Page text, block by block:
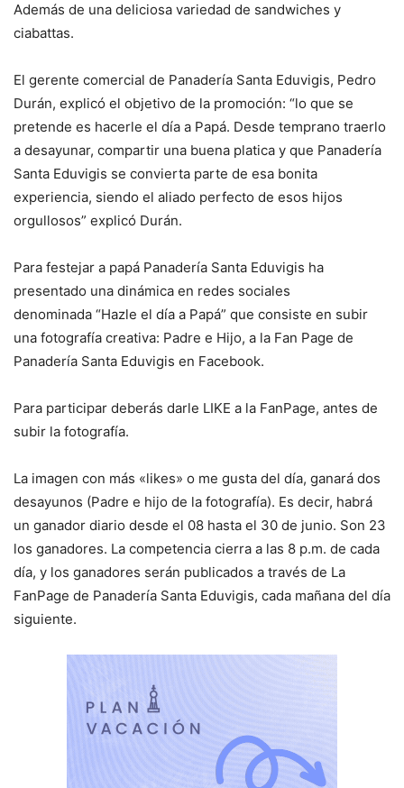
Además de una deliciosa variedad de sandwiches y
ciabattas.
El gerente comercial de Panadería Santa Eduvigis, Pedro
Durán, explicó el objetivo de la promoción: “lo que se
pretende es hacerle el día a Papá. Desde temprano traerlo
a desayunar, compartir una buena platica y que Panadería
Santa Eduvigis se convierta parte de esa bonita
experiencia, siendo el aliado perfecto de esos hijos
orgullosos” explicó Durán.
Para festejar a papá Panadería Santa Eduvigis ha
presentado una dinámica en redes sociales
denominada “Hazle el día a Papá” que consiste en subir
una fotografía creativa: Padre e Hijo, a la Fan Page de
Panadería Santa Eduvigis en Facebook.
Para participar deberás darle LIKE a la FanPage, antes de
subir la fotografía.
La imagen con más «likes» o me gusta del día, ganará dos
desayunos (Padre e hijo de la fotografía). Es decir, habrá
un ganador diario desde el 08 hasta el 30 de junio. Son 23
los ganadores. La competencia cierra a las 8 p.m. de cada
día, y los ganadores serán publicados a través de La
FanPage de Panadería Santa Eduvigis, cada mañana del día
siguiente.